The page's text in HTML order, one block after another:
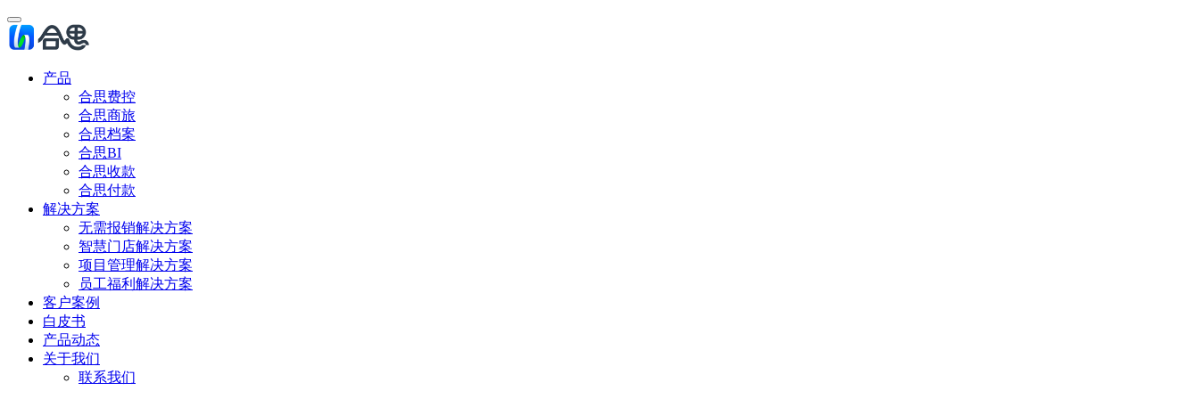
产品
合思费控
合思商旅
合思档案
合思BI
合思收款
合思付款
解决方案
无需报销解决方案
智慧门店解决方案
项目管理解决方案
员工福利解决方案
客户案例
白皮书
产品动态
关于我们
联系我们